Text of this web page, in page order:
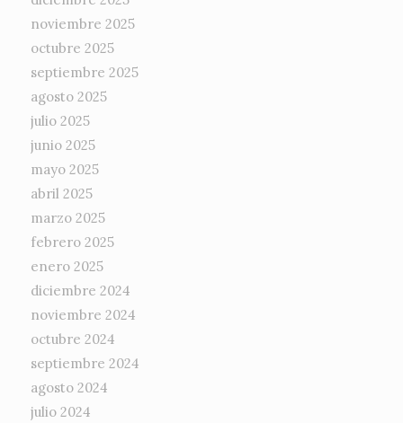
noviembre 2025
octubre 2025
septiembre 2025
agosto 2025
julio 2025
junio 2025
mayo 2025
abril 2025
marzo 2025
febrero 2025
enero 2025
diciembre 2024
noviembre 2024
octubre 2024
septiembre 2024
agosto 2024
julio 2024